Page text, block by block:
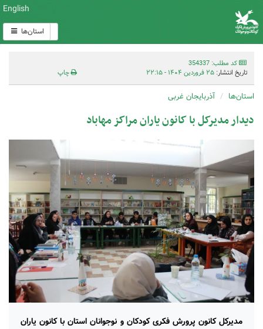
English
استان‌ها
کد مطلب: 354337
تاریخ انتشار: ۲۵ فروردین ۱۴۰۴ - ۲۲:۱۵ چاپ
استان‌ها آذربایجان غربی
دیدار مدیرکل با کانون یاران مراکز مهاباد
مدیرکل کانون پرورش فکری کودکان و نوجوانان استان با کانون یاران